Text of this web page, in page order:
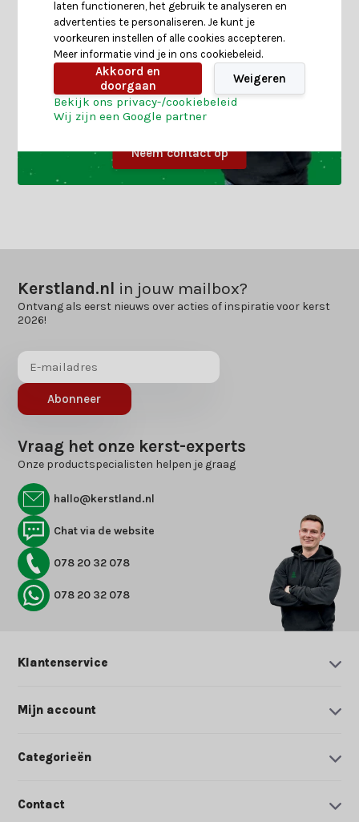
Neem contact op
Kerstland.nl in jouw mailbox?
Ontvang als eerst nieuws over acties of inspiratie voor kerst
2026!
Abonneer
Vraag het onze kerst-experts
Onze productspecialisten helpen je graag
hallo@kerstland.nl
Chat via de website
078 20 32 078
078 20 32 078
Klantenservice
Mijn account
Categorieën
Contact
laten functioneren, het gebruik te analyseren en
advertenties te personaliseren. Je kunt je
voorkeuren instellen of alle cookies accepteren.
Meer informatie vind je in ons cookiebeleid.
Akkoord en
doorgaan
Weigeren
Bekijk ons privacy-/cookiebeleid
Wij zijn een Google partner